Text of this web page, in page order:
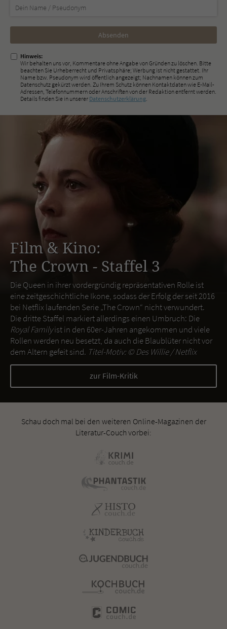
Nicht
ausfüllen!
Hinweis:
Wir behalten uns vor, Kommentare ohne Angabe von Gründen zu löschen. Bitte
beachten Sie Urheberrecht und Privatsphäre; Werbung ist nicht gestattet. Ihr
Name bzw. Pseudonym wird öffentlich angezeigt; Nachnamen können zum
Datenschutz gekürzt werden. Zu Ihrem Schutz können Kontaktdaten wie E-Mail-
Adressen, Telefonnummern oder Anschriften von der Redaktion entfernt werden.
Details finden Sie in unserer Datenschutzerklärung
Film & Kino:
The Crown - Staffel 3
Die Queen in ihrer vordergründig repräsentativen Rolle ist
eine zeitgeschichtliche Ikone, sodass der Erfolg der seit 2016
bei Netflix laufenden Serie „The Crown“ nicht verwundert.
Die dritte Staffel markiert allerdings einen Umbruch: Die
Royal Familyist in den 60er-Jahren angekommen und viele
Rollen werden neu besetzt, da auch die Blaublüter nicht vor
dem Altern gefeit sind. Titel-Motiv: ©Des Willie / Netflix
zur Film-Kritik
Schau doch mal bei den weiteren Online-Magazinen der
Literatur-Couch vorbei: